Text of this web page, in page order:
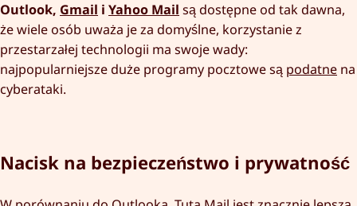
Outlook, Gmail i Yahoo Mail są dostępne od tak dawna,
że wiele osób uważa je za domyślne, korzystanie z
przestarzałej technologii ma swoje wady:
najpopularniejsze duże programy pocztowe są podatne na
cyberataki.
Nacisk na bezpieczeństwo i prywatność